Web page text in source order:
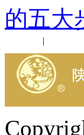
的五大
|